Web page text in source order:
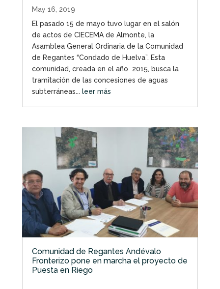
May 16, 2019
El pasado 15 de mayo tuvo lugar en el salón
de actos de CIECEMA de Almonte, la
Asamblea General Ordinaria de la Comunidad
de Regantes “Condado de Huelva”. Esta
comunidad, creada en el año 2015, busca la
tramitación de las concesiones de aguas
subterráneas... leer más
Comunidad de Regantes Andévalo
Fronterizo pone en marcha el proyecto de
Puesta en Riego